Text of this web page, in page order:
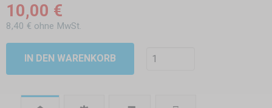
10,00 €
8,40 € ohne MwSt.
IN DEN WARENKORB